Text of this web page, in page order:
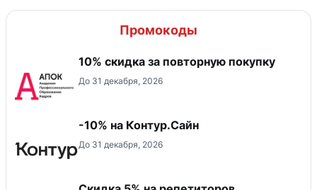
Промокоды
10% скидка за повторную покупку
До 31 декабря, 2026
-10% на Контур.Сайн
До 31 декабря, 2026